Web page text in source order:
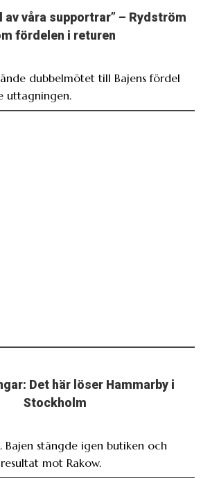
av våra supportrar” – Rydström
fördelen i returen
dubbelmötet till Bajens fördel
uttagningen.
Det här löser Hammarby i
Stockholm
Bajen stängde igen butiken och
mot Rakow.